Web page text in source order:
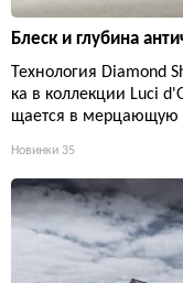
Блеск и глубина
Технология Diamond
ка в коллекции Luci
щается в мерцающую
Новинки 35